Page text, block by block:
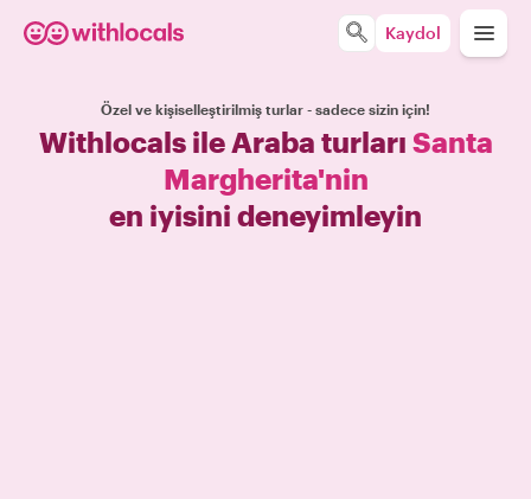
Kaydol
Özel ve kişiselleştirilmiş turlar - sadece sizin için!
Withlocals ile Araba turları Santa
Margherita'nin
en iyisini deneyimleyin